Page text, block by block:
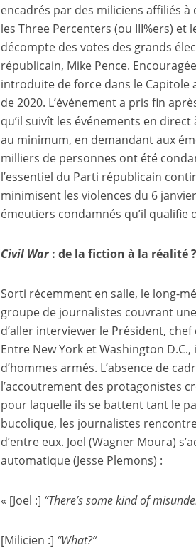
encadrés par des miliciens affiliés
les Three Percenters (ou III%ers) et
décompte des votes des grands
républicain, Mike Pence.
introduite de force dans le Capitole
de 2020. L’événement a pris fin
qu’il suivît les événements en
au minimum, en demandant aux
milliers de personnes ont été
l’essentiel du Parti républicain
minimisent les violences du 6
émeutiers condamnés qu’il qualifie
Civil War: de la fiction à la réalité ?
Sorti récemment en salle, le long-
groupe de journalistes couvrant
d’aller interviewer le Président,
Entre New York et Washington
d’hommes armés. L’absence de
l’accoutrement des protagonistes
pour laquelle ils se battent tant le
bucolique, les journalistes
d’entre eux. Joel (Wagner Moura)
automatique (Jesse Plemons) :
« [Joel :] “There’s some kind of
[Milicien :] “What?”